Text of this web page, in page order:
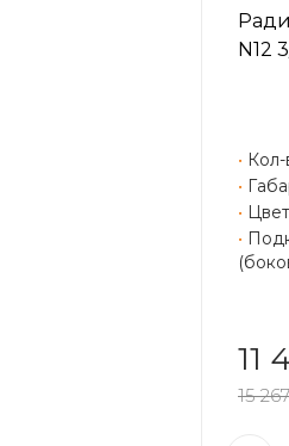
N12
•
•
•
•
11
15